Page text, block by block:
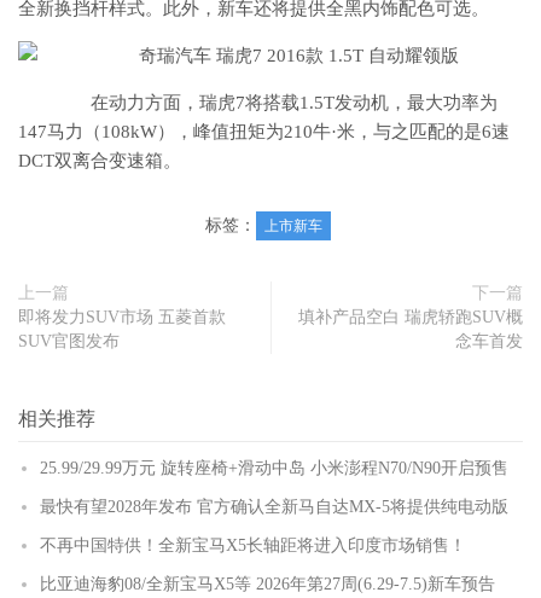
全新换挡杆样式。此外，新车还将提供全黑内饰配色可选。
在动力方面，瑞虎7将搭载1.5T发动机，最大功率为
147马力（108kW），峰值扭矩为210牛·米，与之匹配的是6速
DCT双离合变速箱。
标签： 上市新车
上一篇
即将发力SUV市场 五菱首款
SUV官图发布
下一篇
填补产品空白 瑞虎轿跑SUV概
念车首发
相关推荐
25.99/29.99万元 旋转座椅+滑动中岛 小米澎程N70/N90开启预售
最快有望2028年发布 官方确认全新马自达MX-5将提供纯电动版
不再中国特供！全新宝马X5长轴距将进入印度市场销售！
比亚迪海豹08/全新宝马X5等 2026年第27周(6.29-7.5)新车预告